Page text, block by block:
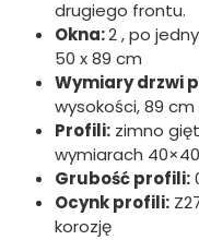
drugiego frontu.
Okna:2 , po
50 x 89 cm
Wymiary drzwi
wysokości, 89
Profili: zimno
wymiarach
Grubość profili:
Ocynk profili:
korozję